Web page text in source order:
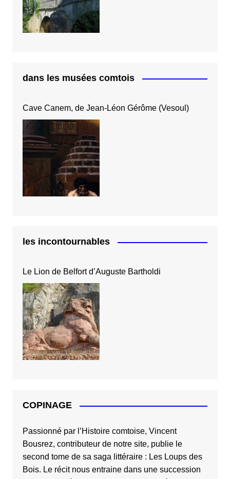
dans les musées comtois
Cave Canem, de Jean-Léon Gérôme (Vesoul)
les incontournables
Le Lion de Belfort d’Auguste Bartholdi
COPINAGE
Passionné par l’Histoire comtoise, Vincent
Bousrez, contributeur de notre site, publie le
second tome de sa saga littéraire : Les Loups des
Bois. Le récit nous entraine dans une succession